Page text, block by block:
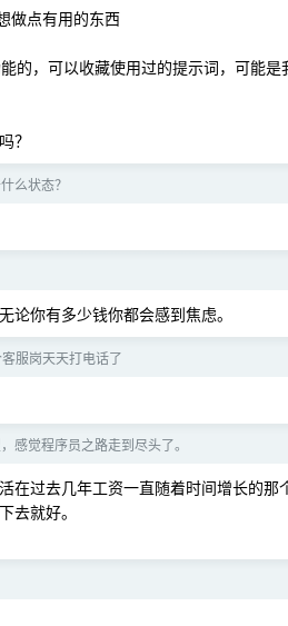
做点有用的东西
的，可以收藏使用过的提示词，可能是
？
么状态？
你有多少钱你都会感到焦虑。
服岗天天打电话了
感觉程序员之路走到尽头了。
在过去几年工资一直随着时间增长的那
去就好。